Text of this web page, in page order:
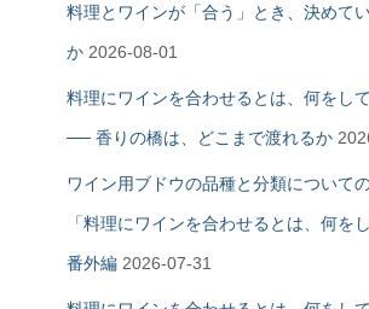
料理とワインが「合う」とき、決めて
か 2026-08-01
料理にワインを合わせるとは、何をし
── 香りの橋は、どこまで渡れるか
ワイン用ブドウの品種と分類について
「料理にワインを合わせるとは、何を
番外編 2026-07-31